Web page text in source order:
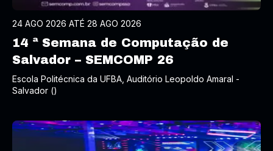
24 AGO 2026 ATÉ 28 AGO 2026
14 ª Semana de Computação de
Salvador – SEMCOMP 26
Escola Politécnica da UFBA, Auditório Leopoldo Amaral -
Salvador ()